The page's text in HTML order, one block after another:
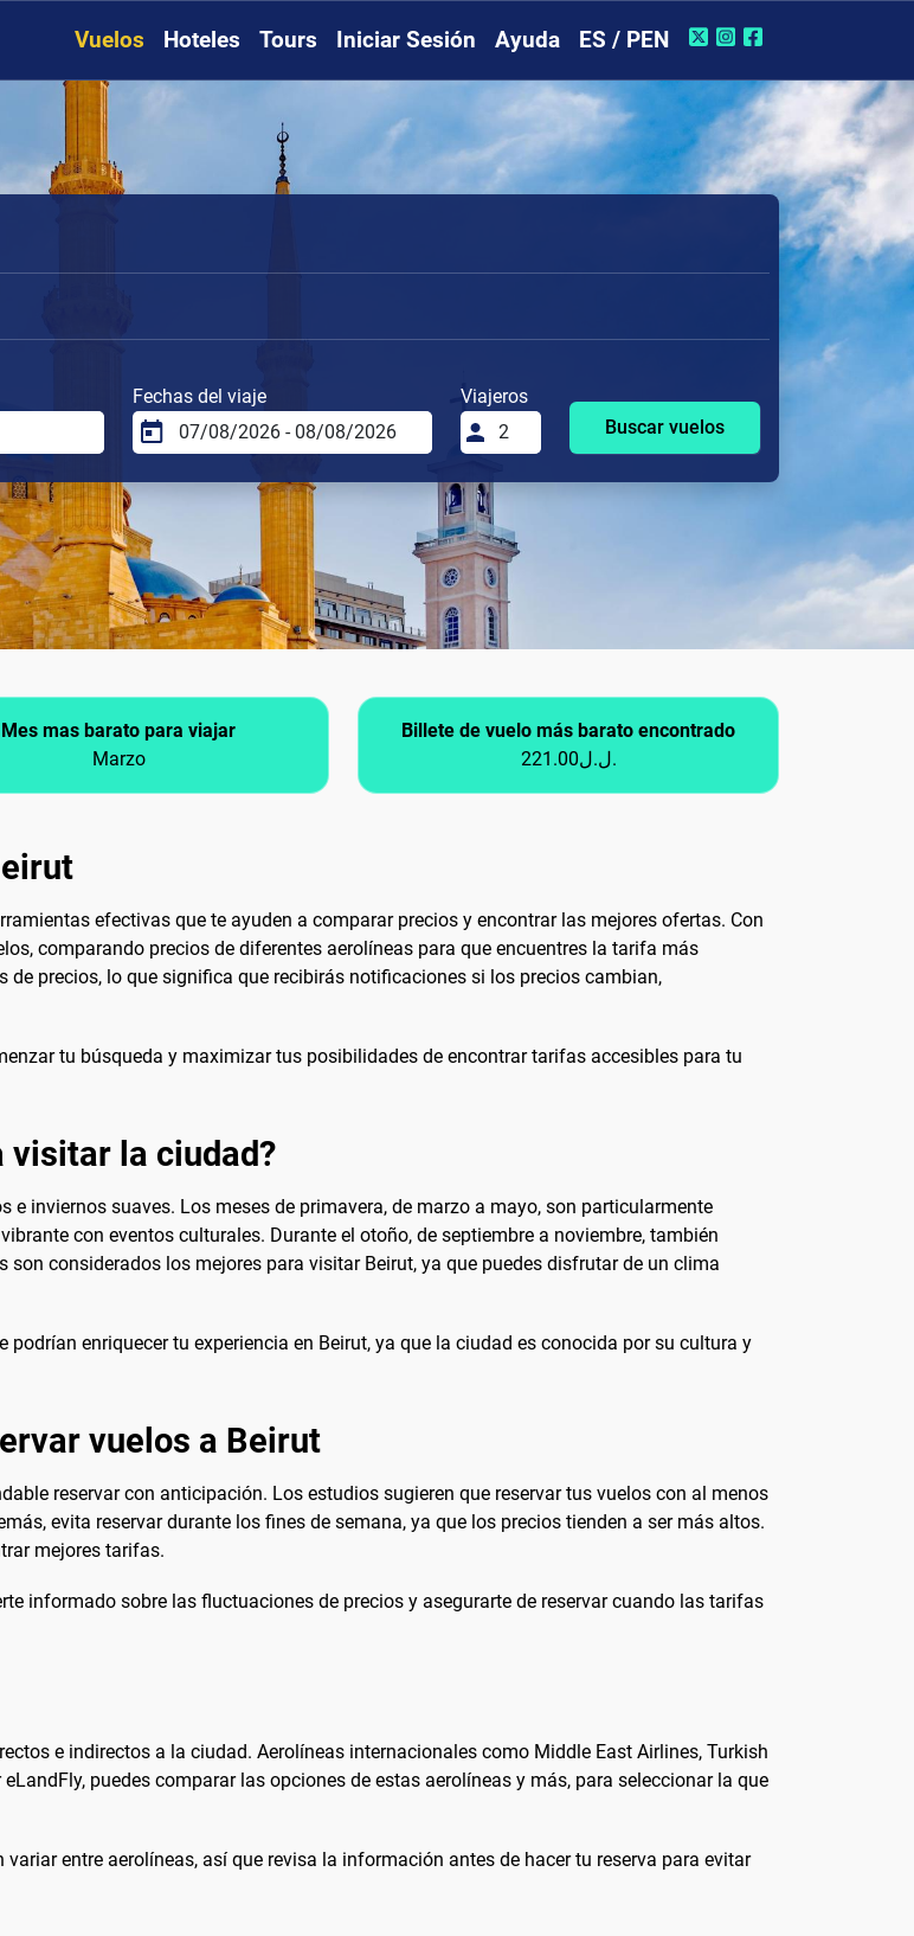
Vuelos Hoteles Tours Iniciar Sesión Ayuda ES / PEN
Fechas del viaje
Viajeros
Buscar vuelos
Mes mas barato para viajar
Marzo
Billete de vuelo más barato encontrado
221.00ل.ل.
efectivas que te ayuden a comparar precios y encontrar las mejores ofertas. Con
comparando precios de diferentes aerolíneas para que encuentres la tarifa más
precios, lo que significa que recibirás notificaciones si los precios cambian,
tu búsqueda y maximizar tus posibilidades de encontrar tarifas accesibles para tu
visitar la ciudad?
inviernos suaves. Los meses de primavera, de marzo a mayo, son particularmente
con eventos culturales. Durante el otoño, de septiembre a noviembre, también
considerados los mejores para visitar Beirut, ya que puedes disfrutar de un clima
enriquecer tu experiencia en Beirut, ya que la ciudad es conocida por su cultura y
vuelos a Beirut
reservar con anticipación. Los estudios sugieren que reservar tus vuelos con al menos
evita reservar durante los fines de semana, ya que los precios tienden a ser más altos.
mejores tarifas.
informado sobre las fluctuaciones de precios y asegurarte de reservar cuando las tarifas
e indirectos a la ciudad. Aerolíneas internacionales como Middle East Airlines, Turkish
puedes comparar las opciones de estas aerolíneas y más, para seleccionar la que
entre aerolíneas, así que revisa la información antes de hacer tu reserva para evitar